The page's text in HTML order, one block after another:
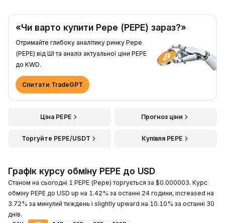
«Чи варто купити Pepe (PEPE) зараз?»
Отримайте глибоку аналітику ринку Pepe
(PEPE) від ШІ та аналіз актуальної ціни PEPE
до KWD.
Спитати TradeGPT
Ціна PEPE Прогноз ціни
Торгуйте PEPE/USDT Купівля PEPE
Графік курсу обміну PEPE до USD
Станом на сьогодні 1 PEPE (Pepe) торгується за $0.000003. Курс
обміну PEPE до USD up на 1.42% за останні 24 години, increased на
3.72% за минулий тиждень і slightly upward на 10.10% за останні 30
днів.